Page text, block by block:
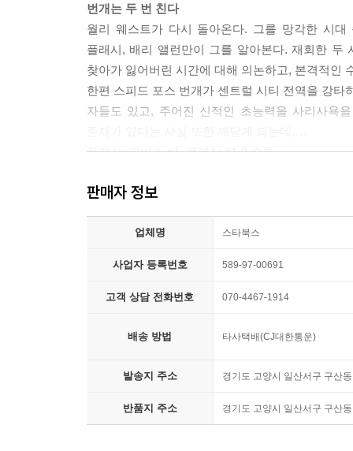
번개는 두 번 친다
월리 웨스트가 다시 돌아온다. 그를 망각한 시
플래시, 배리 앨런만이 그를 알아본다. 재회한 두
찾아가 잃어버린 시간에 대해 의논하고, 본격적인
한편 스피드 포스 번개가 센트럴 시티 전역을 강
자들도 있고, 주어진 신적인 초능력을 사리사욕
플래시: 리버스 #1, 플래시 #1-8 수록.
판매자 정보
업체명 스타북스
사업자 등록번호 589-97-00691
고객 상담 전화번호 070-4467-1914
배송 방법 타사택배(CJ대한통운)
발송지 주소 경기도 고양시 일산서구 구산
반품지 주소 경기도 고양시 일산서구 구산